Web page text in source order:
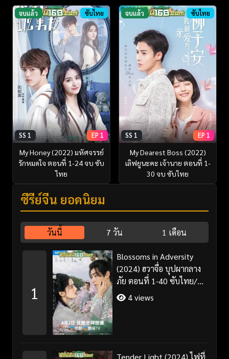
จบแล้ว ซับไทย
SS 1 EP 1
My Honey (2022) มหัศจรรย์
รักหมดใจ ตอนที่ 1-24 จบ ซับ
ไทย
จบแล้ว ซับไทย
SS 1 EP 1
My Dearest Boss (2022)
เลิฟยูนะคะ เจ้านาย ตอนที่ 1-
30 จบ ซับไทย
ซีรี่ย์จีน ยอดนิยม
วันนี้ 7 วัน 1 เดือน
1
Blossoms in Adversity
(2024) ฮวาจื่อ บุปผากลาง
ภัย ตอนที่ 1-40 ซับไทย/
พากย์ไทย
4 views
Tender Light (2024) ไฟที่